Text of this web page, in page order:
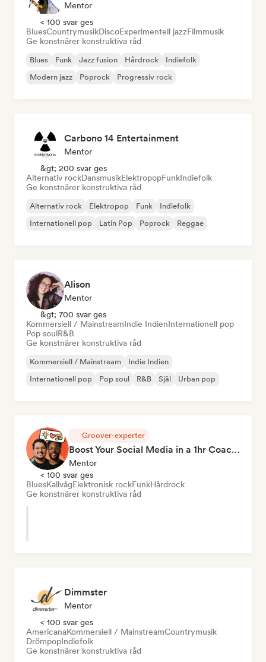
Mentor
< 100 svar ges
BluesCountrymusikDiscoExperimentell jazzFilmmusik
Ge konstnärer konstruktiva råd
Blues Funk Jazz fusion Hårdrock
Indiefolk
Modern jazz
Poprock Progressiv rock
Carbono 14 Entertainment
Mentor
&gt; 200 svar ges
Alternativ rockDansmusikElektropopFunkIndiefolk
Ge konstnärer konstruktiva råd
Alternativ rock Elektropop Funk
Indiefolk
Internationell pop
Latin Pop Poprock Reggae
Alison
Mentor
&gt; 700 svar ges
Kommersiell / MainstreamIndie IndienInternationell pop
Pop soulR&B
Ge konstnärer konstruktiva råd
Kommersiell / Mainstream
Indie Indien
Internationell pop
Pop soul R&B Själ Urban pop
Groover-experter
Boost Your Social Media in a 1hr Coaching Session
Mentor
< 100 svar ges
BluesKallvågElektronisk rockFunkHårdrock
Ge konstnärer konstruktiva råd
Dimmster
Mentor
< 100 svar ges
AmericanaKommersiell / MainstreamCountrymusik
DrömpopIndiefolk
Ge konstnärer konstruktiva råd